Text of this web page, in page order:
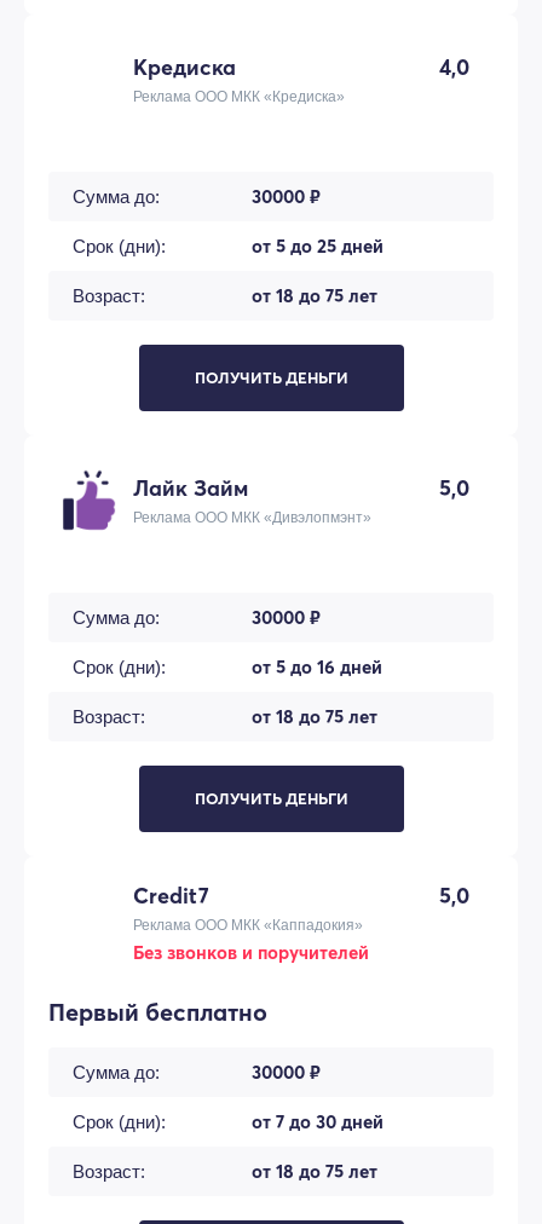
Кредиска 4,0
Реклама ООО МКК «Кредиска»
Сумма до: 30000 ₽
Срок (дни): от 5 до 25 дней
Возраст: от 18 до 75 лет
ПОЛУЧИТЬ ДЕНЬГИ
Лайк Займ 5,0
Реклама ООО МКК «Дивэлопмэнт»
Сумма до: 30000 ₽
Срок (дни): от 5 до 16 дней
Возраст: от 18 до 75 лет
ПОЛУЧИТЬ ДЕНЬГИ
Credit7 5,0
Реклама ООО МКК «Каппадокия»
Без звонков и поручителей
Первый бесплатно
Сумма до: 30000 ₽
Срок (дни): от 7 до 30 дней
Возраст: от 18 до 75 лет